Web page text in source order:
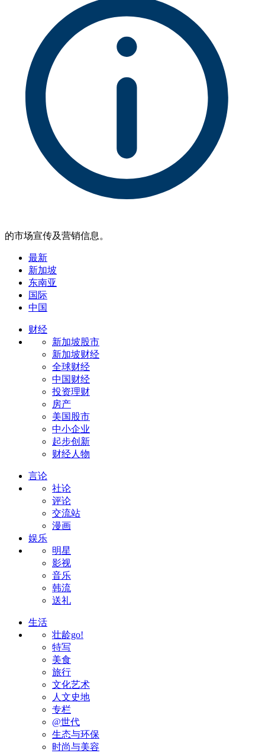
的市场宣传及营销信息。
最新
新加坡
东南亚
国际
中国
财经
新加坡股市
新加坡财经
全球财经
中国财经
投资理财
房产
美国股市
中小企业
起步创新
财经人物
言论
社论
评论
交流站
漫画
娱乐
明星
影视
音乐
韩流
送礼
生活
壮龄go!
特写
美食
旅行
文化艺术
人文史地
专栏
@世代
生态与环保
时尚与美容